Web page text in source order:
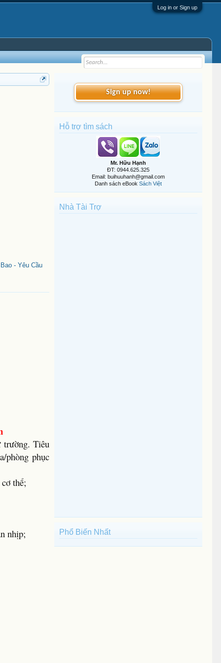
Log in or Sign up
- Yêu Cầu
trường. Tiêu
phòng phục
thể;
nhịp;
Sign up now!
Hỗ trợ tìm sách
Mr. Hữu Hạnh
ĐT: 0944.625.325
Email: buihuuhanh@gmail.com
Danh sách eBook Sách Việt
Nhà Tài Trợ
Phổ Biến Nhất